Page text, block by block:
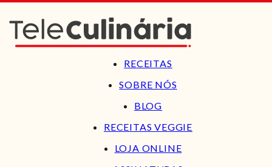
RECEITAS
SOBRE NÓS
BLOG
RECEITAS VEGGIE
LOJA ONLINE